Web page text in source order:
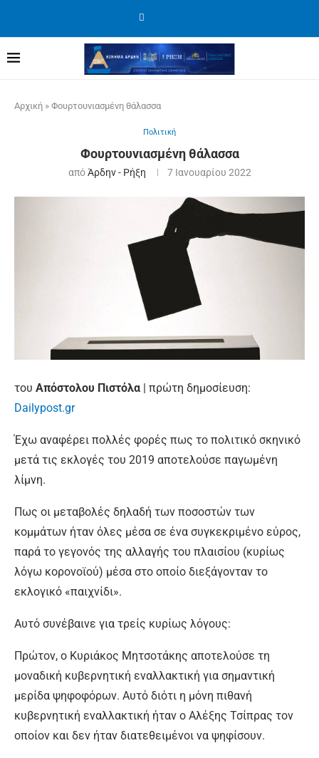
Αρχική » Φουρτουνιασμένη θάλασσα
Πολιτική
Φουρτουνιασμένη θάλασσα
απόΆρδην - Ρήξη 7 Ιανουαρίου 2022
του Απόστολου Πιστόλα
| πρώτη δημοσίευση:
Dailypost.gr
Έχω αναφέρει πολλές φορές πως το πολιτικό σκηνικό
μετά τις εκλογές του 2019 αποτελούσε παγωμένη
λίμνη.
Πως οι μεταβολές δηλαδή των ποσοστών των
κομμάτων ήταν όλες μέσα σε ένα συγκεκριμένο εύρος,
παρά το γεγονός της αλλαγής του πλαισίου (κυρίως
λόγω κορονοϊού) μέσα στο οποίο διεξάγονταν το
εκλογικό «παιχνίδι».
Αυτό συνέβαινε για τρείς κυρίως λόγους:
Πρώτον, ο Κυριάκος Μητσοτάκης αποτελούσε τη
μοναδική κυβερνητική εναλλακτική για σημαντική
μερίδα ψηφοφόρων. Αυτό διότι η μόνη πιθανή
κυβερνητική εναλλακτική ήταν ο Αλέξης Τσίπρας τον
οποίον και δεν ήταν διατεθειμένοι να ψηφίσουν.